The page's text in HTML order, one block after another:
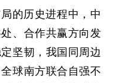
的历史进程中，中
、合作共赢方向发
坚韧，我国同周边
球南方联合自强不